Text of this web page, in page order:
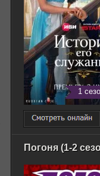
1
Погоня (1-2